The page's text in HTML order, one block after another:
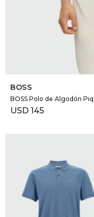
BOSS
BOSS Polo de Algodón
USD 145